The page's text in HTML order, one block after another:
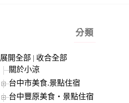
分類
展開全部 | 收合全部
關於小涼
台中市美食.景點住宿
台中豐原美食‧景點住宿